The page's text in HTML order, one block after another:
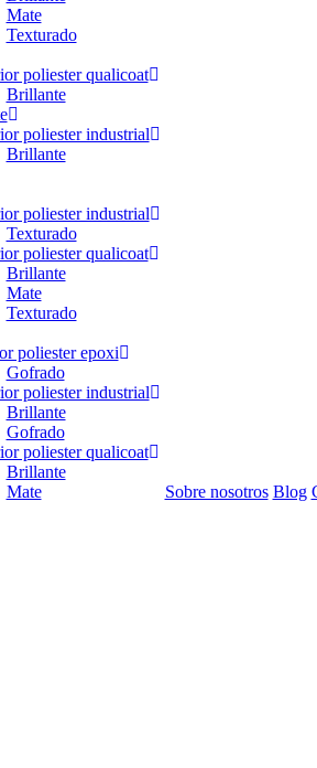
Mate
Texturado
poliester qualicoat
Brillante
poliester industrial
Brillante
poliester industrial
Texturado
poliester qualicoat
Brillante
Mate
Texturado
poliester epoxi
Gofrado
poliester industrial
Brillante
Gofrado
poliester qualicoat
Brillante
Mate
Sobre nosotros Blog